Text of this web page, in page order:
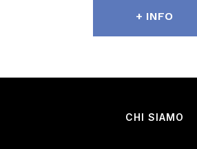
+ INFO
CHI SIAMO